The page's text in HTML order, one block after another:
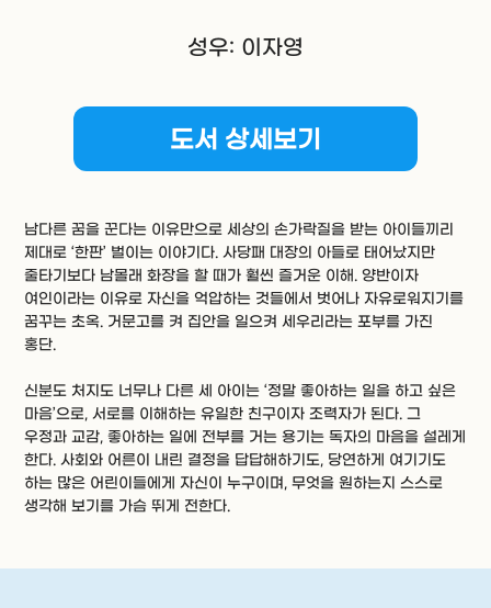
성우: 이자영
도서 상세보기
남다른 꿈을 꾼다는 이유만으로 세상의 손가락질을 받는 아이들끼리
제대로 ‘한판’ 벌이는 이야기다. 사당패 대장의 아들로 태어났지만
줄타기보다 남몰래 화장을 할 때가 훨씬 즐거운 이해. 양반이자
여인이라는 이유로 자신을 억압하는 것들에서 벗어나 자유로워지기를
꿈꾸는 초옥. 거문고를 켜 집안을 일으켜 세우리라는 포부를 가진
홍단.
신분도 처지도 너무나 다른 세 아이는 ‘정말 좋아하는 일을 하고 싶은
마음’으로, 서로를 이해하는 유일한 친구이자 조력자가 된다. 그
우정과 교감, 좋아하는 일에 전부를 거는 용기는 독자의 마음을 설레게
한다. 사회와 어른이 내린 결정을 답답해하기도, 당연하게 여기기도
하는 많은 어린이들에게 자신이 누구이며, 무엇을 원하는지 스스로
생각해 보기를 가슴 뛰게 전한다.